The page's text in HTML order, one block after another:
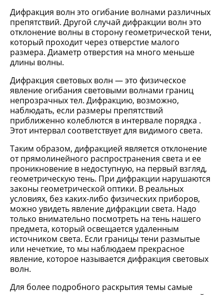
Дифракция волн это огибание волнами различных
препятствий. Другой случай дифракции волн это
отклонение волны в сторону геометрической тени,
который проходит через отверстие малого
размера. Диаметр отверстия на много меньше
длины волны.
Дифракция световых волн — это физическое
явление огибания световыми волнами границ
непрозрачных тел. Дифракцию, возможно,
наблюдать, если размеры препятствий
приближенно колеблются в интервале порядка .
Этот интервал соответствует для видимого света.
Таким образом, дифракцией является отклонение
от прямолинейного распространения света и ее
проникновение в недоступную, на первый взгляд,
геометрическую тень. При дифракции нарушаются
законы геометрической оптики. В реальных
условиях, без каких-либо физических приборов,
можно увидеть явление дифракции света. Надо
только внимательно посмотреть на тень нашего
предмета, который освещается удаленным
источником света. Если границы тени размытые
или нечеткие, то мы наблюдаем прекрасное
явление, которое называется дифракция световых
волн.
Для более подробного раскрытия темы самые